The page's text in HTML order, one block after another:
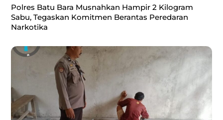
Polres Batu Bara Musnahkan Hampir 2 Kilogram
Sabu, Tegaskan Komitmen Berantas Peredaran
Narkotika